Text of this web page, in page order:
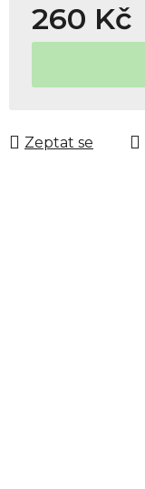
260 Kč
Měrná cena:
Zeptat se